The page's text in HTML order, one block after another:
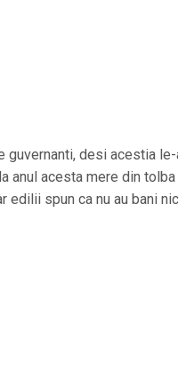
guvernanti, desi acestia le-
anul acesta mere din tolba
edilii spun ca nu au bani